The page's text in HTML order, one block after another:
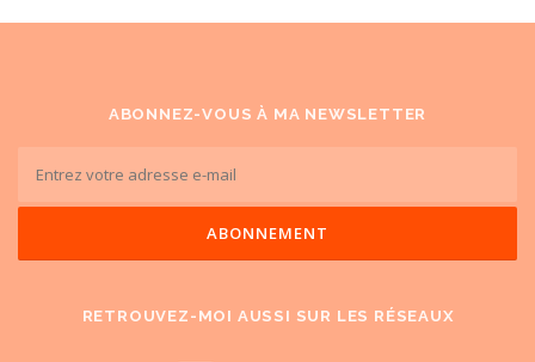
ABONNEZ-VOUS À MA NEWSLETTER
RETROUVEZ-MOI AUSSI SUR LES RÉSEAUX